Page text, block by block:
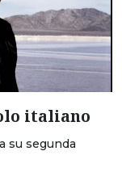
italiano
su segunda